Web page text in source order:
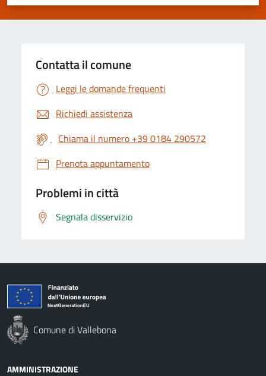
Contatta il comune
Leggi le domande frequenti
Richiedi assistenza
Chiama il numero +39 0184 290572
Prenota appuntamento
Problemi in città
Segnala disservizio
Comune di Vallebona
AMMINISTRAZIONE